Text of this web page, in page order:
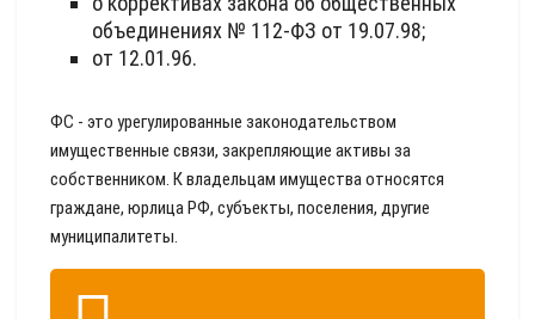
объединениях № 112-ФЗ от 19.07.98;
от 12.01.96.
ФС - это урегулированные законодательством
имущественные связи, закрепляющие активы за
собственником. К владельцам имущества относятся
граждане, юрлица РФ, субъекты, поселения, другие
муниципалитеты.